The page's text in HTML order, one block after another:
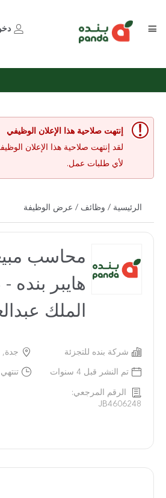
إنتهت صلاحية هذا الإعلان الوظيفي
لقد إنتهت صلاحية هذا الإعلان
لأي طلبات عمل.
الرئيسية / وظائف / عرض الوظيفة
محاسب
هايبر بنده
الملك
شركة بنده للتجزئة جدة,
تم النشر قبل 4 سنوات تنتهي
الرقم المرجعي:
JB4606248